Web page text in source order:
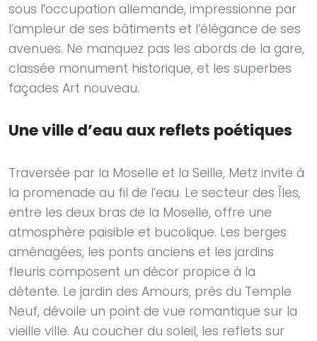
sous l’occupation allemande, impressionne par
l’ampleur de ses bâtiments et l’élégance de ses
avenues. Ne manquez pas les abords de la gare,
classée monument historique, et les superbes
façades Art nouveau.
Une ville d’eau aux reflets poétiques
Traversée par la Moselle et la Seille, Metz invite à
la promenade au fil de l’eau. Le secteur des Îles,
entre les deux bras de la Moselle, offre une
atmosphère paisible et bucolique. Les berges
aménagées, les ponts anciens et les jardins
fleuris composent un décor propice à la
détente. Le jardin des Amours, près du Temple
Neuf, dévoile un point de vue romantique sur la
vieille ville. Au coucher du soleil, les reflets sur